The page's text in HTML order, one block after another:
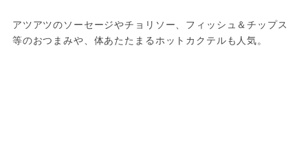
アツアツのソーセージやチョリソー、フィッシュ＆チップス
等のおつまみや、体あたたまるホットカクテルも人気。